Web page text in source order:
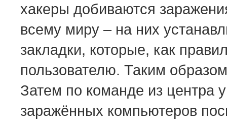
хакеры добиваются
всему миру – на них
закладки, которые, как
пользователю. Таким
Затем по команде из центра
заражённых компьютеров